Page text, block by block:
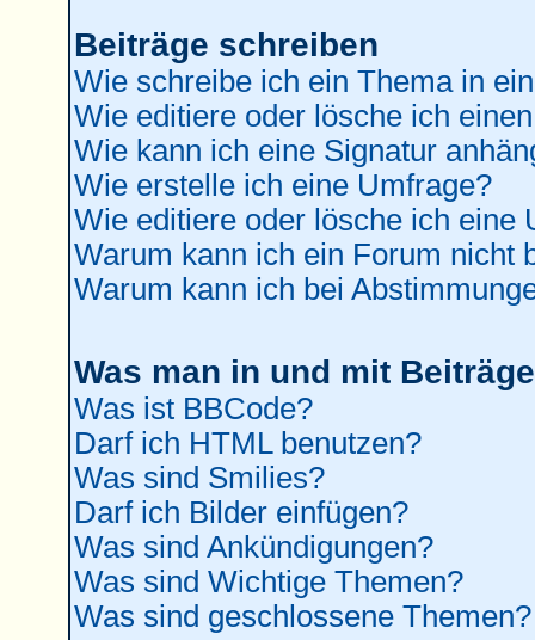
Beiträge schreiben
Wie schreibe ich ein Thema in
Wie editiere oder lösche ich
Wie kann ich eine Signatur
Wie erstelle ich eine Umfrage?
Wie editiere oder lösche ich eine
Warum kann ich ein Forum nicht
Warum kann ich bei
Was man in und mit
Was ist BBCode?
Darf ich HTML benutzen?
Was sind Smilies?
Darf ich Bilder einfügen?
Was sind Ankündigungen?
Was sind Wichtige Themen?
Was sind geschlossene Themen?